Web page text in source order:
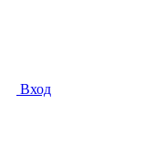
Вход